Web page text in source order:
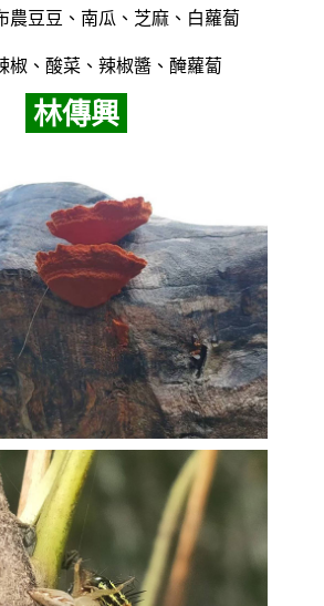
農豆豆、南瓜、芝麻、白蘿蔔
椒、酸菜、辣椒醬、醃蘿蔔
林傳興